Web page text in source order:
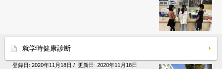
就学時健康診断
登録日: 2020年11月18日 / 更新日: 2020年11月18日